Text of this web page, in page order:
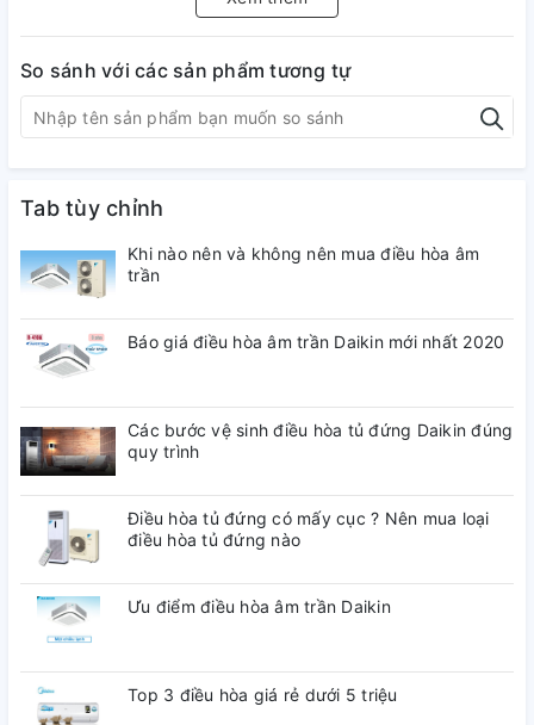
Chiều dài dây nguồn:
206 cm
4.5 lít
Chất liệu vỏ máy:
Nhựa ABS
Tiện ích:
emCảm biến độ ẩmĐèn báo hoạt độngMàn hình hiển thịHẹn
giờ tắtVòi hút ẩm giày và quần áoCảm biến nhiệt độ
Kích thước, khối lượng:
Ngang 35.9 cm - Cao 71.5 cm - Sâu 30.3 cm - Nặng 18.7 kg
Thương hiệu:
Sản xuất tại:
So sánh với các sản phẩm tương tự
Tab tùy chỉnh
Khi nào nên và không nên mua điều hòa âm
trần
Báo giá điều hòa âm trần Daikin mới nhất 2020
Các bước vệ sinh điều hòa tủ đứng Daikin đúng
quy trình
Điều hòa tủ đứng có mấy cục ? Nên mua loại
điều hòa tủ đứng nào
Ưu điểm điều hòa âm trần Daikin
Top 3 điều hòa giá rẻ dưới 5 triệu